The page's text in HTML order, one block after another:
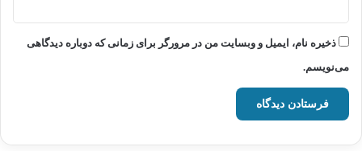
ذخیره نام، ایمیل و وبسایت من در مرورگر برای زمانی که دوباره دیدگاهی
می‌نویسم.